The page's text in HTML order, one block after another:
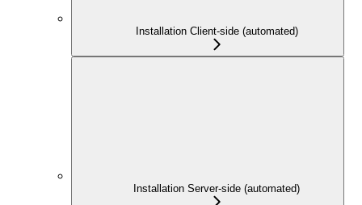
Installation Client-side (automated)
Installation Server-side (automated)